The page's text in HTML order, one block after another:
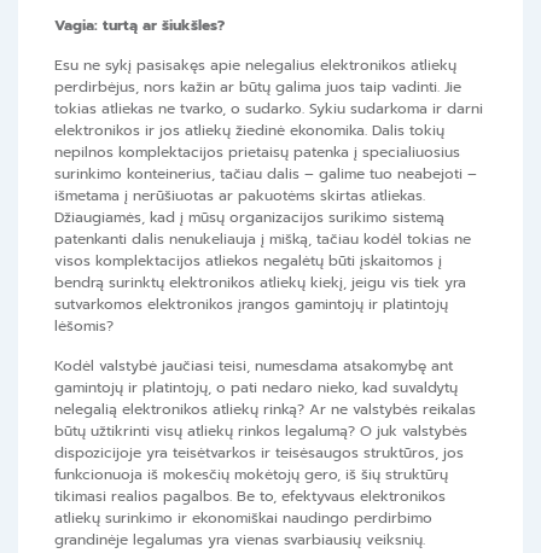
Vagia: turtą ar šiukšles?
Esu ne sykį pasisakęs apie nelegalius elektronikos atliekų
perdirbėjus, nors kažin ar būtų galima juos taip vadinti. Jie
tokias atliekas ne tvarko, o sudarko. Sykiu sudarkoma ir darni
elektronikos ir jos atliekų žiedinė ekonomika. Dalis tokių
nepilnos komplektacijos prietaisų patenka į specialiuosius
surinkimo konteinerius, tačiau dalis – galime tuo neabejoti –
išmetama į nerūšiuotas ar pakuotėms skirtas atliekas.
Džiaugiamės, kad į mūsų organizacijos surikimo sistemą
patenkanti dalis nenukeliauja į mišką, tačiau kodėl tokias ne
visos komplektacijos atliekos negalėtų būti įskaitomos į
bendrą surinktų elektronikos atliekų kiekį, jeigu vis tiek yra
sutvarkomos elektronikos įrangos gamintojų ir platintojų
lėšomis?
Kodėl valstybė jaučiasi teisi, numesdama atsakomybę ant
gamintojų ir platintojų, o pati nedaro nieko, kad suvaldytų
nelegalią elektronikos atliekų rinką? Ar ne valstybės reikalas
būtų užtikrinti visų atliekų rinkos legalumą? O juk valstybės
dispozicijoje yra teisėtvarkos ir teisėsaugos struktūros, jos
funkcionuoja iš mokesčių mokėtojų gero, iš šių struktūrų
tikimasi realios pagalbos. Be to, efektyvaus elektronikos
atliekų surinkimo ir ekonomiškai naudingo perdirbimo
grandinėje legalumas yra vienas svarbiausių veiksnių.